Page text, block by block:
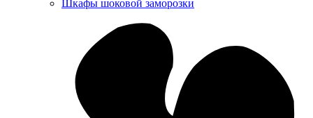
Шкафы шоковой заморозки